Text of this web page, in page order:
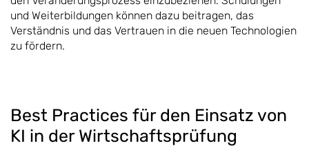
und Weiterbildungen können dazu beitragen, das
Verständnis und das Vertrauen in die neuen Technologien
zu fördern.
Best Practices für den Einsatz von
KI in der Wirtschaftsprüfung